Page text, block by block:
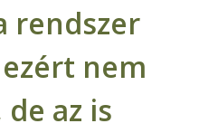
rendszer
nem
az is